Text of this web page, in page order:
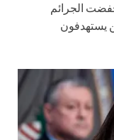
الجرائم
يستهدفون